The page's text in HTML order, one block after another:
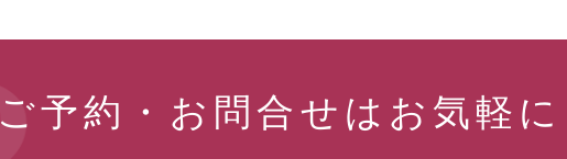
ご予約・お問合せはお気軽に